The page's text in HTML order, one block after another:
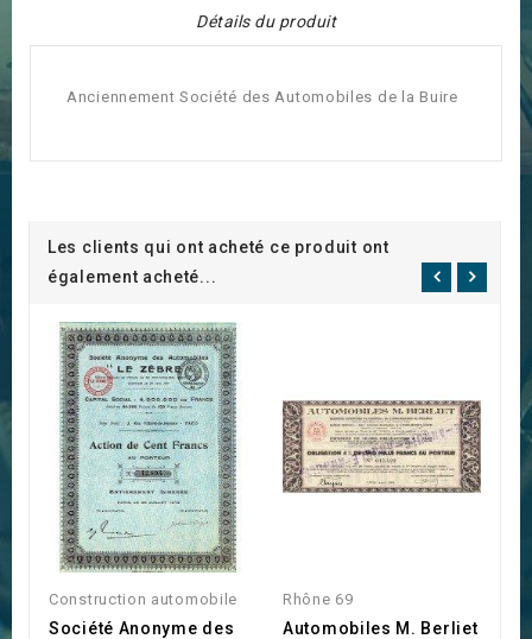
Détails du produit
Anciennement Société des Automobiles de la Buire
Les clients qui ont acheté ce produit ont
également acheté...
Construction automobile
Société Anonyme des
Rhône 69
Automobiles M. Berliet